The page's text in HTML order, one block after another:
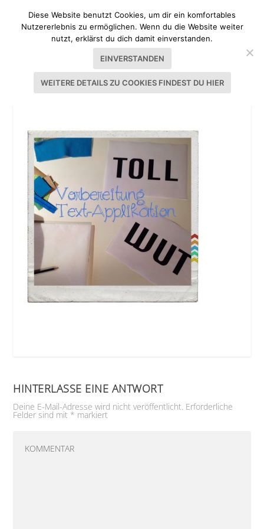
20131110-122345.JPG
HINTERLASSE EINE ANTWORT
Deine E-Mail-Adresse wird nicht veröffentlicht. Erforderliche
Felder sind mit * markiert
Diese Website benutzt Cookies, um dir ein komfortables
Nutzererlebnis zu ermöglichen. Wenn du die Website weiter
nutzt, erklärst du dich damit einverstanden.
EINVERSTANDEN
WEITERE DETAILS ZU COOKIES FINDEST DU HIER